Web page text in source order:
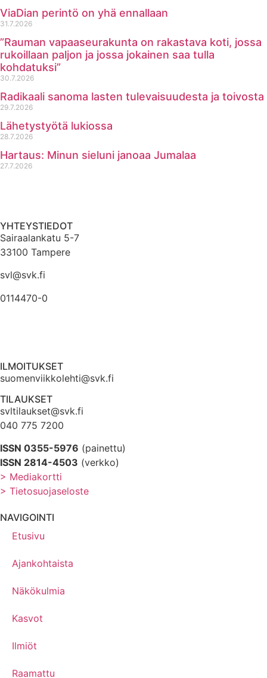
ViaDian perintö on yhä ennallaan
31.7.2026
”Rauman vapaaseurakunta on rakastava koti, jossa
rukoillaan paljon ja jossa jokainen saa tulla
kohdatuksi”
30.7.2026
Radikaali sanoma lasten tulevaisuudesta ja toivosta
29.7.2026
Lähetystyötä lukiossa
28.7.2026
Hartaus: Minun sieluni janoaa Jumalaa
27.7.2026
YHTEYSTIEDOT
Sairaalankatu 5-7
33100 Tampere
svl@svk.fi
0114470-0
ILMOITUKSET
suomenviikkolehti@svk.fi
TILAUKSET
svltilaukset@svk.fi
040 775 7200
ISSN 0355-5976 (painettu)
ISSN 2814-4503 (verkko)
> Mediakortti
> Tietosuojaseloste
NAVIGOINTI
Etusivu
Ajankohtaista
Näkökulmia
Kasvot
Ilmiöt
Raamattu